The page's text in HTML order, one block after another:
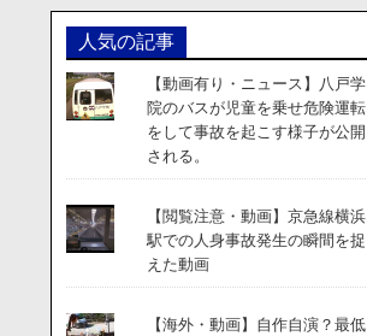
人気の記事
【動画有り・ニュース】八戸学
院のバスが児童を乗せ危険運転
をして事故を起こす様子が公開
される。
【閲覧注意・動画】京急線横浜
駅での人身事故発生の瞬間を捉
えた動画
【海外・動画】自作自演？最低